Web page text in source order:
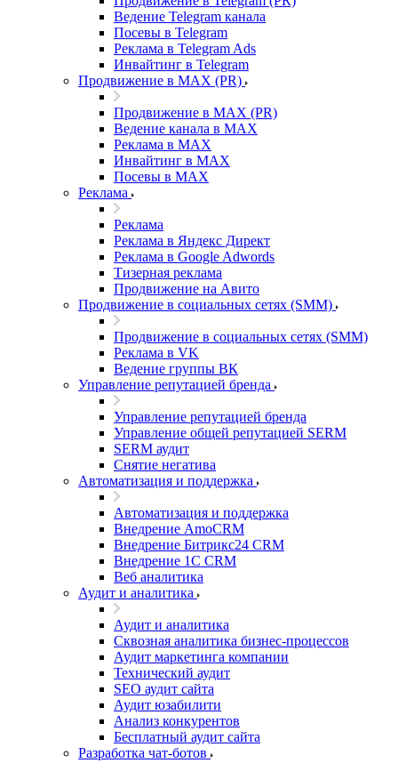
Ведение Telegram канала
Посевы в Telegram
Реклама в Telegram Ads
Инвайтинг в Telegram
Продвижение в MAX (PR)
Продвижение в MAX (PR)
Ведение канала в MAX
Реклама в MAX
Инвайтинг в MAX
Посевы в MAX
Реклама
Реклама
Реклама в Яндекс Директ
Реклама в Google Adwords
Тизерная реклама
Продвижение на Авито
Продвижение в социальных сетях (SMM)
Продвижение в социальных сетях (SMM)
Реклама в VK
Ведение группы ВК
Управление репутацией бренда
Управление репутацией бренда
Управление общей репутацией SERM
SERM аудит
Снятие негатива
Автоматизация и поддержка
Автоматизация и поддержка
Внедрение AmoCRM
Внедрение Битрикс24 CRM
Внедрение 1C CRM
Веб аналитика
Аудит и аналитика
Аудит и аналитика
Сквозная аналитика бизнес-процессов
Аудит маркетинга компании
Технический аудит
SEO аудит сайта
Аудит юзабилити
Анализ конкурентов
Бесплатный аудит сайта
Разработка чат-ботов